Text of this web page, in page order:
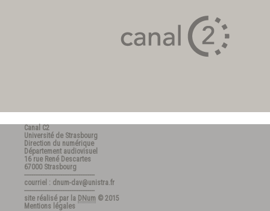
Canal C2
Université de Strasbourg
Direction du numérique
Département audiovisuel
16 rue René Descartes
67000 Strasbourg
---------------------------------------
courriel : dnum-dav@unistra.fr
---------------------------------------
site réalisé par la DNum © 2015
Mentions légales